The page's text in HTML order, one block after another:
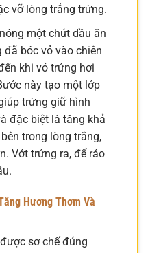
vỡ lòng trắng trứng.
một chút dầu ăn
đã bóc vỏ vào chiên
khi vỏ trứng hơi
này tạo một lớp
trứng giữ hình
đặc biệt là tăng khả
trong lòng trắng,
Vớt trứng ra, để ráo
Hương Thơm Và
sơ chế đúng